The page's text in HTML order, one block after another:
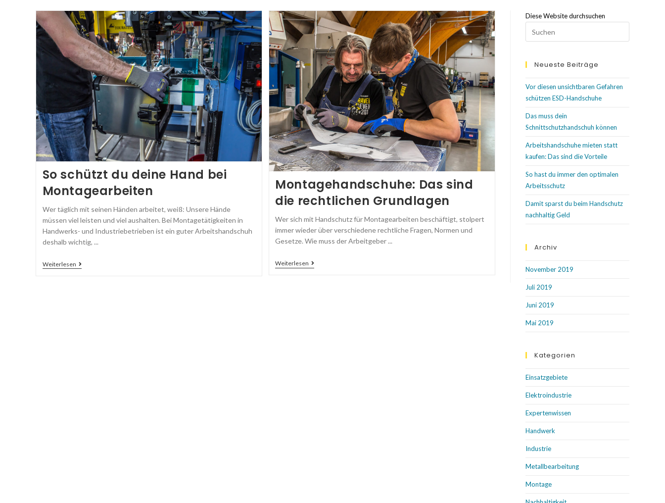
So schützt du deine Hand bei
Montagearbeiten
Wer täglich mit seinen Händen arbeitet, weiß: Unsere Hände
müssen viel leisten und viel aushalten. Bei Montagetätigkeiten in
Handwerks- und Industriebetrieben ist ein guter Arbeitshandschuh
deshalb wichtig, ...
Weiterlesen
Montagehandschuhe: Das sind
die rechtlichen Grundlagen
Wer sich mit Handschutz für Montagearbeiten beschäftigt, stolpert
immer wieder über verschiedene rechtliche Fragen, Normen und
Gesetze. Wie muss der Arbeitgeber ...
Weiterlesen
Diese Website durchsuchen
Neueste Beiträge
Vor diesen unsichtbaren Gefahren
schützen ESD-Handschuhe
Das muss dein
Schnittschutzhandschuh können
Arbeitshandschuhe mieten statt
kaufen: Das sind die Vorteile
So hast du immer den optimalen
Arbeitsschutz
Damit sparst du beim Handschutz
nachhaltig Geld
Archiv
November 2019
Juli 2019
Juni 2019
Mai 2019
Kategorien
Einsatzgebiete
Elektroindustrie
Expertenwissen
Handwerk
Industrie
Metallbearbeitung
Montage